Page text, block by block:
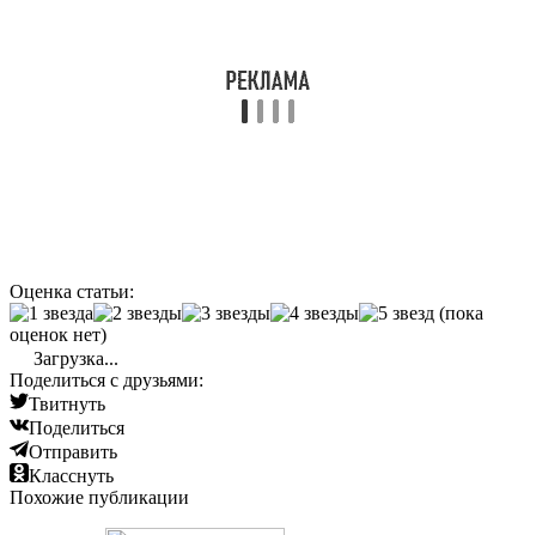
Оценка статьи:
(пока
оценок нет)
Загрузка...
Поделиться с друзьями:
Твитнуть
Поделиться
Отправить
Класснуть
Похожие публикации